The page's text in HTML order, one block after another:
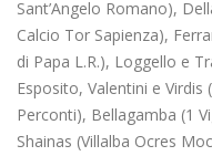
Sant’Angelo Romano),
Calcio Tor Sapienza),
di Papa L.R.), Loggello e
Esposito, Valentini e Virdis
Perconti), Bellagamba (1
Shainas (Villalba Ocres